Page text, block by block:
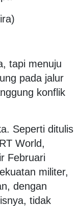
tapi menuju
pada jalur
konflik
Seperti ditulis
World,
Februari
militer,
dengan
tidak